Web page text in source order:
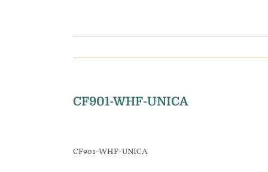
CF901-WHF-UNICA
CF901-WHF-UNICA